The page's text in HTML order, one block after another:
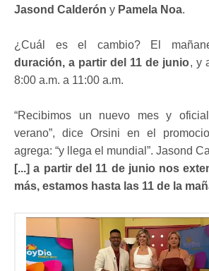
Jasond Calderón y Pamela Noa.
¿Cuál es el cambio? El
duración, a partir del 11 de junio, y
8:00 a.m. a 11:00 a.m.
“Recibimos un nuevo mes y
verano”, dice Orsini en el
agrega: “y llega el mundial”. Jasond
[...] a partir del 11 de junio nos
más, estamos hasta las 11 de la